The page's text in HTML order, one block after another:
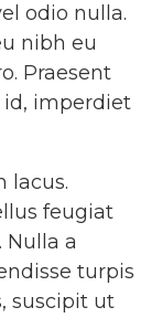
odio nulla.
nibh eu
Praesent
id, imperdiet
lacus.
feugiat
Nulla a
turpis
suscipit ut